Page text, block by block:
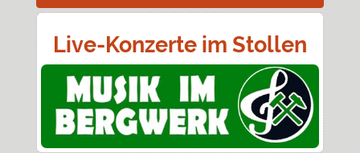
Live-Konzerte im Stollen